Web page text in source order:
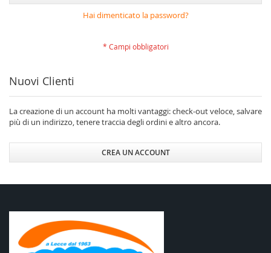
Hai dimenticato la password?
Nuovi Clienti
La creazione di un account ha molti vantaggi: check-out veloce, salvare
più di un indirizzo, tenere traccia degli ordini e altro ancora.
CREA UN ACCOUNT